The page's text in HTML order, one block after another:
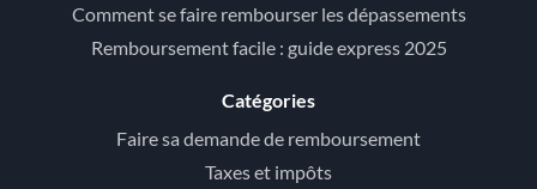
Comment se faire rembourser les dépassements
Remboursement facile : guide express 2025
Catégories
Faire sa demande de remboursement
Taxes et impôts